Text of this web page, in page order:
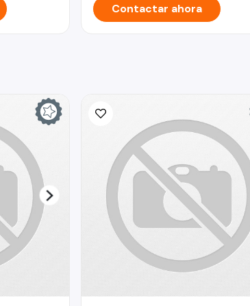
Contactar ahora